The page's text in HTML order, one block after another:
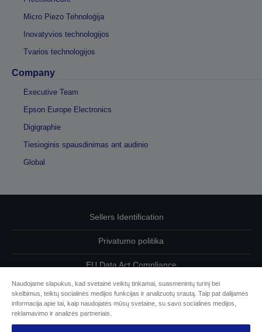
Micro Piezo Tehnoloģija
Inovatyvios technologijos
Tvarios technologijos
Company
Executive Team
Epson Europe Electronics
Digigraphie
Tiesioginis spausdinimas ant audinio
Global
Sellers Identification
Privatumo politika
EU Data Act Compliance
Susisiekite su mumis dėl savo duomenų
Cookie Information
Naudojame slapukus, kad svetainė veiktų tinkamai, suasmenintų turinį bei
skelbimus, teiktų socialinės medijos funkcijas ir analizuotų srautą. Taip pat dalijamės
informacija apie tai, kaip naudojatės mūsų svetaine, su savo socialinės medijos,
reklamavimo ir analizės partneriais.